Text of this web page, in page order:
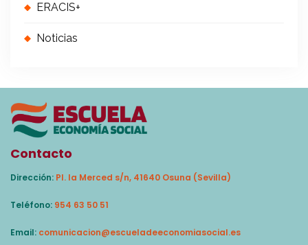
ERACIS+
Noticias
Contacto
Dirección: Pl. la Merced s/n, 41640 Osuna (Sevilla)
Teléfono: 954 63 50 51
Email: comunicacion@escueladeeconomiasocial.es